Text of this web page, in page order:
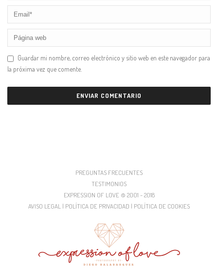
Guardar mi nombre, correo electrónico y sitio web en este navegador para
la próxima vez que comente.
PREGUNTAS FRECUENTES
TESTIMONIOS
EXPRESSION OF LOVE © 2001 - 2018
AVISO LEGAL | POLÍTICA DE PRIVACIDAD | POLÍTICA DE COOKIES